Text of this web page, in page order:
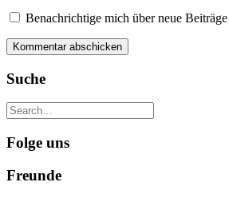
Benachrichtige mich über neue
Suche
Folge uns
Freunde